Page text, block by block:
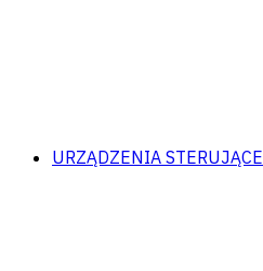
URZĄDZENIA STERUJĄCE